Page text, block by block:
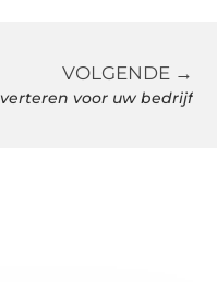
VOLGENDE →
voor uw bedrijf